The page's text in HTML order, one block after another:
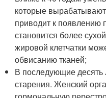
которые
приводит к появлению
становится более
жировой клетчатки
обвисанию тканей;
В последующие десять
старения. Женский